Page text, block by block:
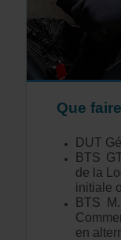
Que
DUT
BTS
de la
initiale
BTS
en